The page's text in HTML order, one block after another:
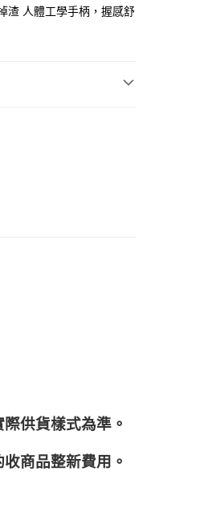
渣 人體工學手柄，握感舒
供貨樣式為準。
商品整﻿新費用。